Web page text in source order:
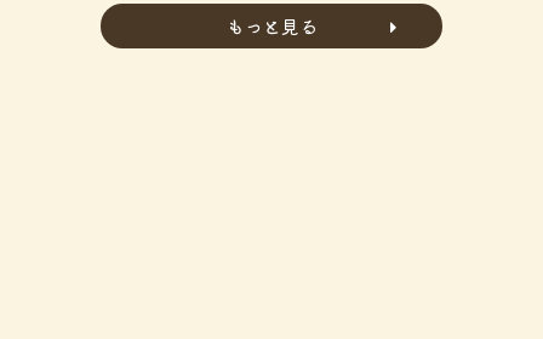
もっと見る